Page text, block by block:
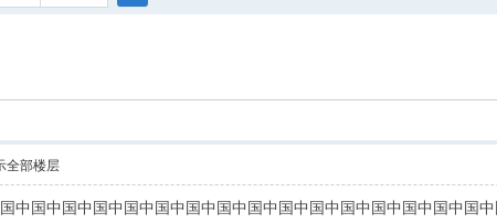
全部楼层
中国中国中国中国中国中国中国中国中国中国中国中国中国中国中国